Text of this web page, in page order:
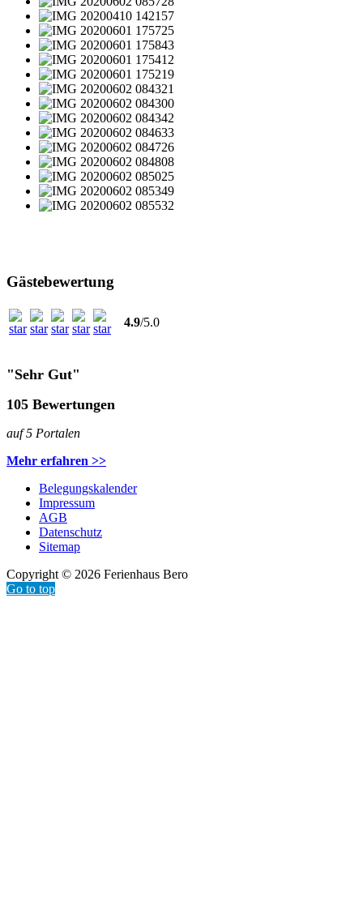
Gästebewertung
4.9/5.0
"Sehr Gut"
105 Bewertungen
auf 5 Portalen
Mehr erfahren >>
Belegungskalender
Impressum
AGB
Datenschutz
Sitemap
Copyright © 2026 Ferienhaus Bero
Go to top